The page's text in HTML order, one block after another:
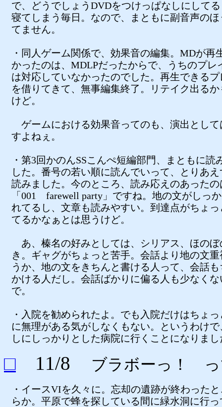
で、どうでしょうDVDをつけっぱなしにして
寝てしまう毎日。なので、まともに副音声の
てません。
・同人ゲーム関係で、効果音の編集。MDが再
かったのは、MDLPだったからで、うちのプレ
は対応していなかったのでした。再生できる
を借りてきて、無事編集終了。リテイク出る
けど。
ゲームにおける効果音ってのも、演出として
すよねぇ。
・第3回かのんSSこんぺ短編部門、まともに読
した。番号の若い順に読んでいって、とりあえ
読みました。今のところ、読み応えのあったの
「001 farewell party」ですね。地の文がしっ
れてるし、文章も読みやすい。到達点がちょ
てるかなぁとは思うけど。
あ、榛名の好みとしては、シリアス、ほのぼ
き。ギャグがちょっと苦手。会話より地の文
うか、地の文をきちんと書ける人って、会話
かける人だし。会話ばかりに偏る人も少なく
で。
・入院を勧められたよ。でも入院だけはちょ
に無理がある気がしなくもない。というわけ
しにしっかりとした病院に行くことになりまし
□ 11/8 ブラボーっ！ っ
・イースVIを久々に。忘却の遺跡が終わった
らか。平原で蜂を探している間に緑水洞に行